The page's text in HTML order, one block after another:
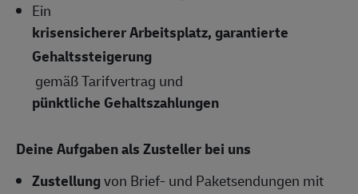
Ein
krisensicherer Arbeitsplatz, garantierte
Gehaltssteigerung
gemäß Tarifvertrag und
pünktliche Gehaltszahlungen
Deine Aufgaben als Zusteller bei uns
Zustellungvon Brief- und Paketsendungen mit